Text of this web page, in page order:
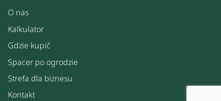
O nas
Kalkulator
Gdzie kupić
Spacer po ogrodzie
Strefa dla biznesu
Kontakt